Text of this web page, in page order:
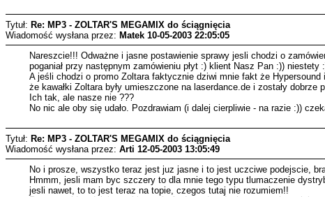
Tytuł: Re: MP3 - ZOLTAR'S MEGAMIX do ściągnięcia
Wiadomość wysłana przez: Matek 10-05-2003 22:05:05
Nareszcie!!! Odważne i jasne postawienie sprawy jesli chodzi o
poganiał przy następnym zamówieniu płyt :) klient Nasz Pan :)) niestety
A jeśli chodzi o promo Zoltara faktycznie dziwi mnie fakt że
że kawałki Zoltara były umieszczone na laserdance.de i zostały
Ich tak, ale nasze nie ???
No nic ale oby się udało. Pozdrawiam (i dalej cierpliwie - na razie :))
Tytuł: Re: MP3 - ZOLTAR'S MEGAMIX do ściągnięcia
Wiadomość wysłana przez: Arti 12-05-2003 13:05:49
No i prosze, wszystko teraz jest juz jasne i to jest uczciwe podejscie,
Hmmm, jesli mam byc szczery to dla mnie tego typu tlumaczenie
jesli nawet, to to jest teraz na topie, czegos tutaj nie rozumiem!!